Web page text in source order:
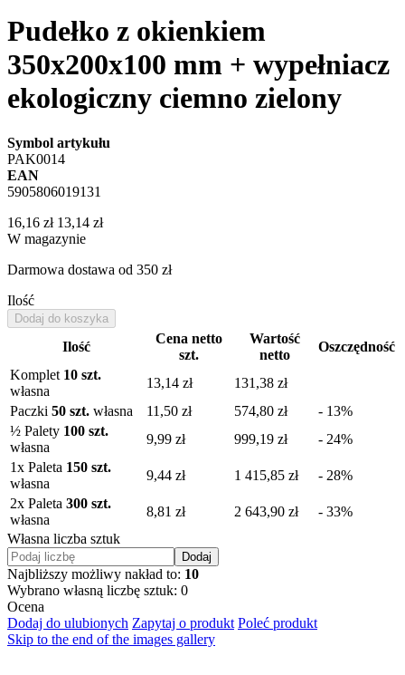
Pudełko z okienkiem
350x200x100 mm + wypełniacz
ekologiczny ciemno zielony
Symbol artykułu
PAK0014
EAN
5905806019131
16,16 zł 13,14 zł
W magazynie
Darmowa dostawa od 350 zł
Ilość
Dodaj do koszyka
Ilość
Cena netto
szt.
Wartość
netto
Oszczędność
Komplet 10 szt.
własna
13,14 zł
131,38 zł
Paczki 50 szt. własna 11,50 zł 574,80 zł
- 13%
½ Palety 100 szt.
własna
9,99 zł 999,19 zł
- 24%
1x Paleta 150 szt.
własna
9,44 zł 1 415,85 zł
- 28%
2x Paleta 300 szt.
własna
8,81 zł 2 643,90 zł
- 33%
Własna liczba sztuk
Dodaj
Najbliższy możliwy nakład to: 10
Wybrano własną liczbę sztuk: 0
Ocena
Dodaj do ulubionych Zapytaj o produkt Poleć produkt
Skip to the end of the images gallery